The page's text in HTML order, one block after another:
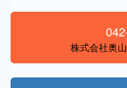
株式会社奥